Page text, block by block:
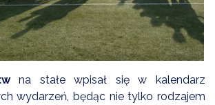
na stałe wpisał się w kalendarz
wydarzeń, będąc nie tylko rodzajem